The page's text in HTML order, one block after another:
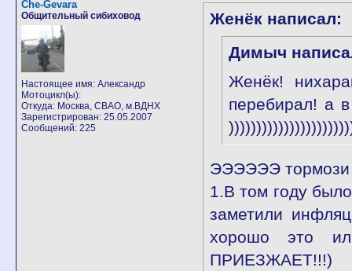
Che-Gevara
Общительный сибиховод
Настоящее имя: Александр
Мотоцикл(ы):
Откуда: Москва, СВАО, м.ВДНХ
Зарегистрирован: 25.05.2007
Сообщений: 225
Женёк написал:
Димыч
Женёк!
перебирал! а
ЭЭЭЭЭЭ тормози
1.В том году
заметили
хорошо это
ПРИЕЗЖАЕТ!!!)